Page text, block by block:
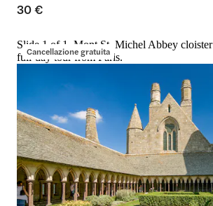
30 €
Cancellazione gratuita
Slide 1 of 1, Mont St. Michel Abbey
full-day tour from Paris.